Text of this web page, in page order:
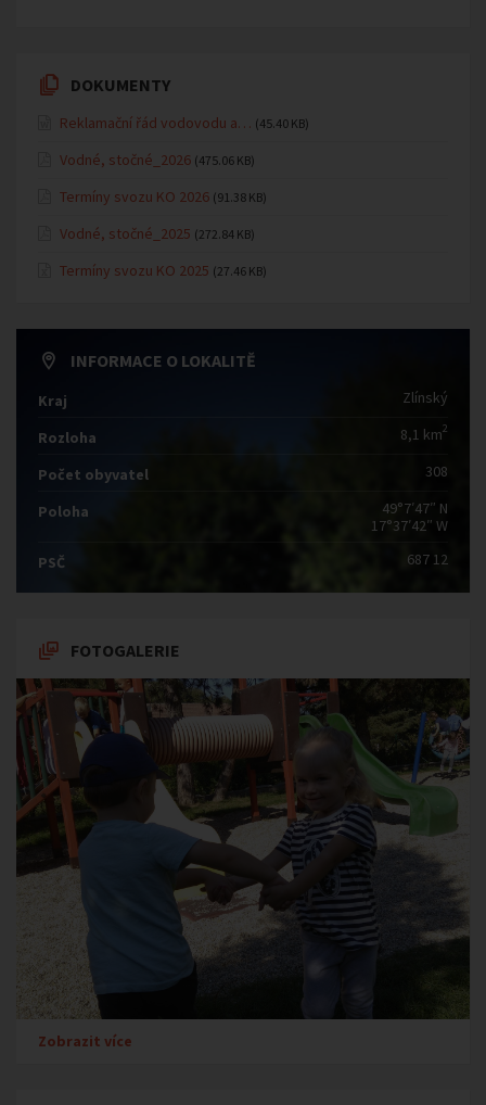
DOKUMENTY
Reklamační řád vodovodu a… (45.40 KB)
Vodné, stočné_2026 (475.06 KB)
Termíny svozu KO 2026 (91.38 KB)
Vodné, stočné_2025 (272.84 KB)
Termíny svozu KO 2025 (27.46 KB)
INFORMACE O LOKALITĚ
Kraj Zlínský
Rozloha 8,1 km2
Počet obyvatel 308
Poloha
49°7′47″ N
17°37′42″ W
PSČ
687 12
FOTOGALERIE
Zobrazit více